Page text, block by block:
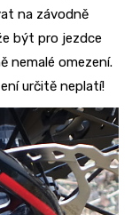
na závodně
být pro jezdce
nemalé omezení.
určitě neplatí!